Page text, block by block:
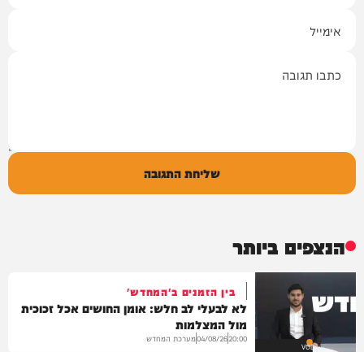
שליחת התגובה
הנצפים ביותר
VOD
בין הזמנים ב'המחדש'
לא לבעלי לב חלש: אומן החושים אכל זכוכית
מול המצלמות
20:00
04/08/26מערכת המחדש